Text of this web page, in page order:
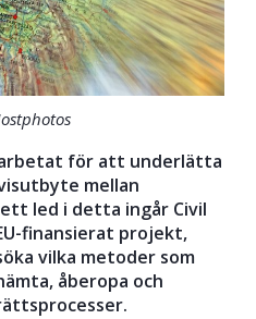
arbetat för att underlätta
mellan
led i detta ingår Civil
finansierat projekt,
vilka metoder som
åberopa och